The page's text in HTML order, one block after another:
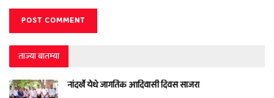
ताज्या बातम्या
नांदर्खे येथे जागतिक आदिवासी दिवस साजरा